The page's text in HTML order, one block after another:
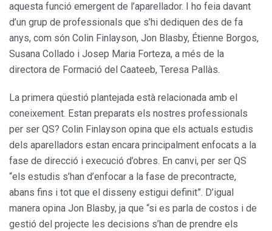
aquesta funció emergent de l’aparellador. I ho feia davant
d’un grup de professionals que s’hi dediquen des de fa
anys, com són Colin Finlayson, Jon Blasby, Étienne Borgos,
Susana Collado i Josep Maria Forteza, a més de la
directora de Formació del Caateeb, Teresa Pallàs.
La primera qüestió plantejada està relacionada amb el
coneixement. Estan preparats els nostres professionals
per ser QS? Colin Finlayson opina que els actuals estudis
dels aparelladors estan encara principalment enfocats a la
fase de direcció i execució d’obres. En canvi, per ser QS
“els estudis s’han d’enfocar a la fase de precontracte,
abans fins i tot que el disseny estigui definit”. D’igual
manera opina Jon Blasby, ja que “si es parla de costos i de
gestió del projecte les decisions s’han de prendre els